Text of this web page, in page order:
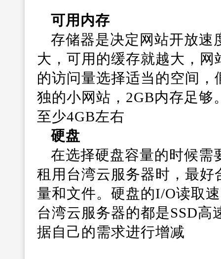
可用内存
存储器是决定网站开放速
大，可用的缓存就越大，
的访问量选择适当的空间
独的小网站，2GB内存足
至少4GB左右
硬盘
在选择硬盘容量的时候需
租用台湾云服务器时，最
量和文件。硬盘的I/O读取
台湾云服务器的都是SSD
据自己的需求进行增减